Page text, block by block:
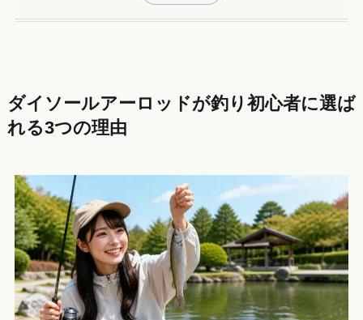
ダイソールアーロッドが釣り初心者に選ば
れる3つの理由